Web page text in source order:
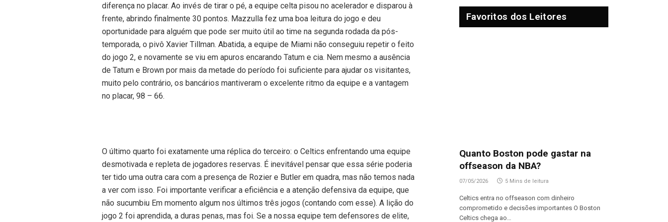
diferença no placar. Ao invés de tirar o pé, a equipe celta pisou no acelerador e disparou à
frente, abrindo finalmente 30 pontos. Mazzulla fez uma boa leitura do jogo e deu
oportunidade para alguém que pode ser muito útil ao time na segunda rodada da pós-
temporada, o pivô Xavier Tillman. Abatida, a equipe de Miami não conseguiu repetir o feito
do jogo 2, e novamente se viu em apuros encarando Tatum e cia. Nem mesmo a ausência
de Tatum e Brown por mais da metade do período foi suficiente para ajudar os visitantes,
muito pelo contrário, os bancários mantiveram o excelente ritmo da equipe e a vantagem
no placar, 98 – 66.
O último quarto foi exatamente uma réplica do terceiro: o Celtics enfrentando uma equipe
desmotivada e repleta de jogadores reservas. É inevitável pensar que essa série poderia
ter tido uma outra cara com a presença de Rozier e Butler em quadra, mas não temos nada
a ver com isso. Foi importante verificar a eficiência e a atenção defensiva da equipe, que
não sucumbiu Em momento algum nos últimos três jogos (contando com esse). A lição do
jogo 2 foi aprendida, a duras penas, mas foi. Se a nossa equipe tem defensores de elite,
Favoritos dos Leitores
Quanto Boston pode gastar na
offseason da NBA?
07/05/2026 5 Mins de leitura
Celtics entra no offseason com dinheiro
comprometido e decisões importantes O Boston
Celtics chega ao…